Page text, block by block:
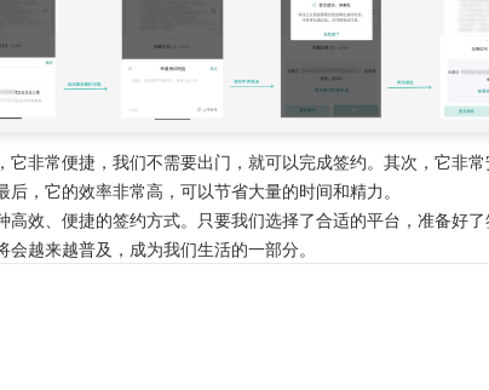
它非常便捷，我们不需要出门，就可以完成签约。其次，它非
，它的效率非常高，可以节省大量的时间和精力。
高效、便捷的签约方式。只要我们选择了合适的平台，准备好
越来越普及，成为我们生活的一部分。